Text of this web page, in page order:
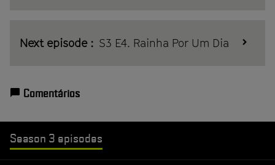
Next episode : S3 E4. Rainha Por Um Dia
Comentários
Season 3 episodes